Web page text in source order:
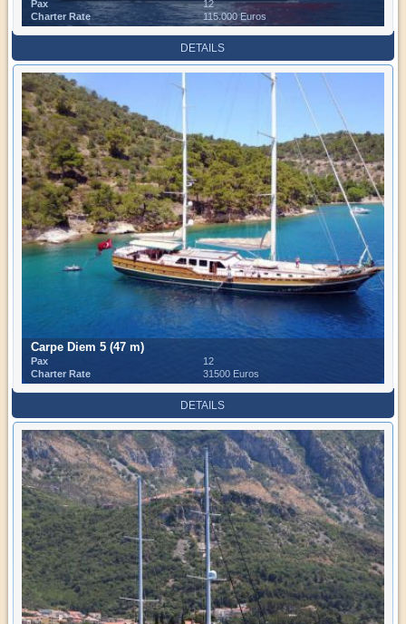
Pax
12
Charter Rate
115.000 Euros
DETAILS
Carpe Diem 5 (47 m)
Pax
12
Charter Rate
31500 Euros
DETAILS